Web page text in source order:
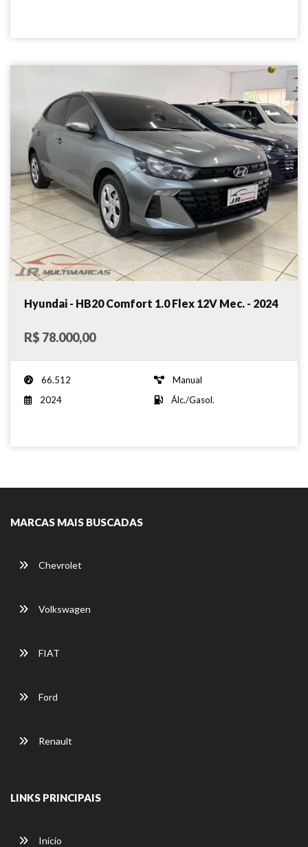
Hyundai - HB20 Comfort 1.0 Flex 12V Mec. - 2024
R$ 78.000,00
66.512
Manual
2024
Álc./Gasol.
MARCAS MAIS BUSCADAS
Chevrolet
Volkswagen
FIAT
Ford
Renault
LINKS PRINCIPAIS
Início